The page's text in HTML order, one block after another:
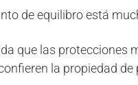
de equilibro está
que las protecciones
la propiedad